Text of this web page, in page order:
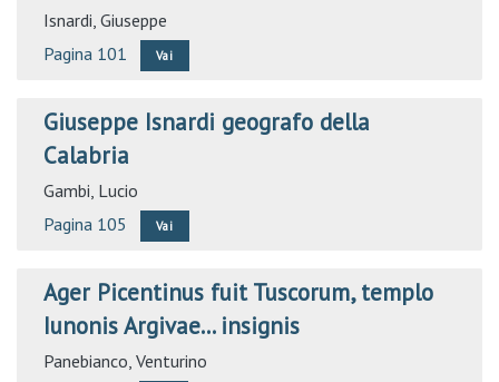
Isnardi, Giuseppe
Pagina 101
Vai
Giuseppe Isnardi geografo della
Calabria
Gambi, Lucio
Pagina 105
Vai
Ager Picentinus fuit Tuscorum, templo
Iunonis Argivae… insignis
Panebianco, Venturino